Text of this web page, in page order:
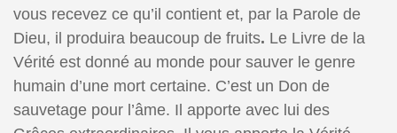
vous recevez ce qu’il contient et, par la Parole de
Dieu, il produira beaucoup de fruits. Le Livre de la
Vérité est donné au monde pour sauver le genre
humain d’une mort certaine. C’est un Don de
sauvetage pour l’âme. Il apporte avec lui des